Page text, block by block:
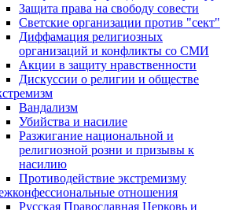
Защита права на свободу совести
Светские организации против "сект"
Диффамация религиозных
организаций и конфликты со СМИ
Акции в защиту нравственности
Дискуссии о религии и обществе
Вандализм
Убийства и насилие
Разжигание национальной и
религиозной розни и призывы к
насилию
Противодействие экстремизму
отношения
Русская Православная Церковь и